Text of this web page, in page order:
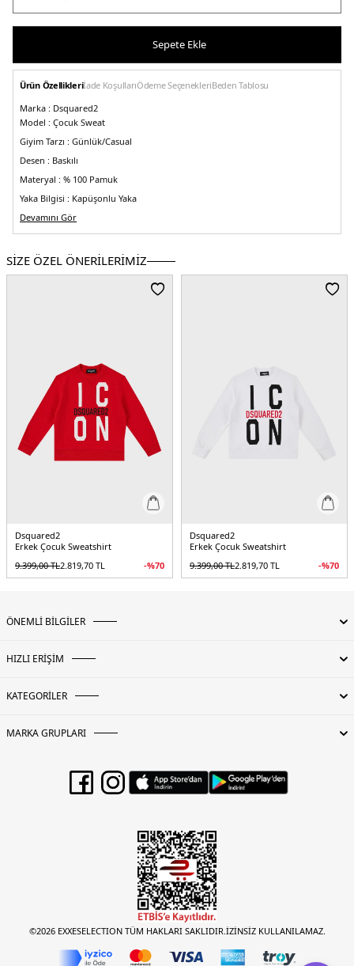
Sepete Ekle
Ürün Özellikleriİade KoşullarıÖdeme SeçenekleriBeden Tablosu
Marka : Dsquared2
Model : Çocuk Sweat
Giyim Tarzı : Günlük/Casual
Desen : Baskılı
Materyal : % 100 Pamuk
Yaka Bilgisi : Kapüşonlu Yaka
Kol Bilgisi :Uzun Kol
Kalıp Bilgisi :Standart Fit
Üretim Yeri :İtalya
Devamını Gör
SİZE ÖZEL ÖNERİLERİMİZ
Dsquared2
Erkek Çocuk Sweatshirt
9.399,00TL2.819,70 TL -%70
Dsquared2
Erkek Çocuk Sweatshirt
9.399,00TL2.819,70 TL -%70
ÖNEMLİ BİLGİLER
HIZLI ERİŞİM
KATEGORİLER
MARKA GRUPLARI
©2026 EXXESELECTION TÜM HAKLARI SAKLIDIR.İZİNSİZ KULLANILAMAZ.